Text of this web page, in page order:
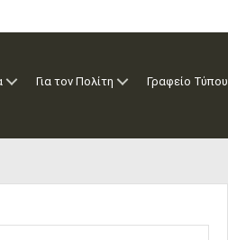
Για τον Πολίτη Γραφείο Τύπου